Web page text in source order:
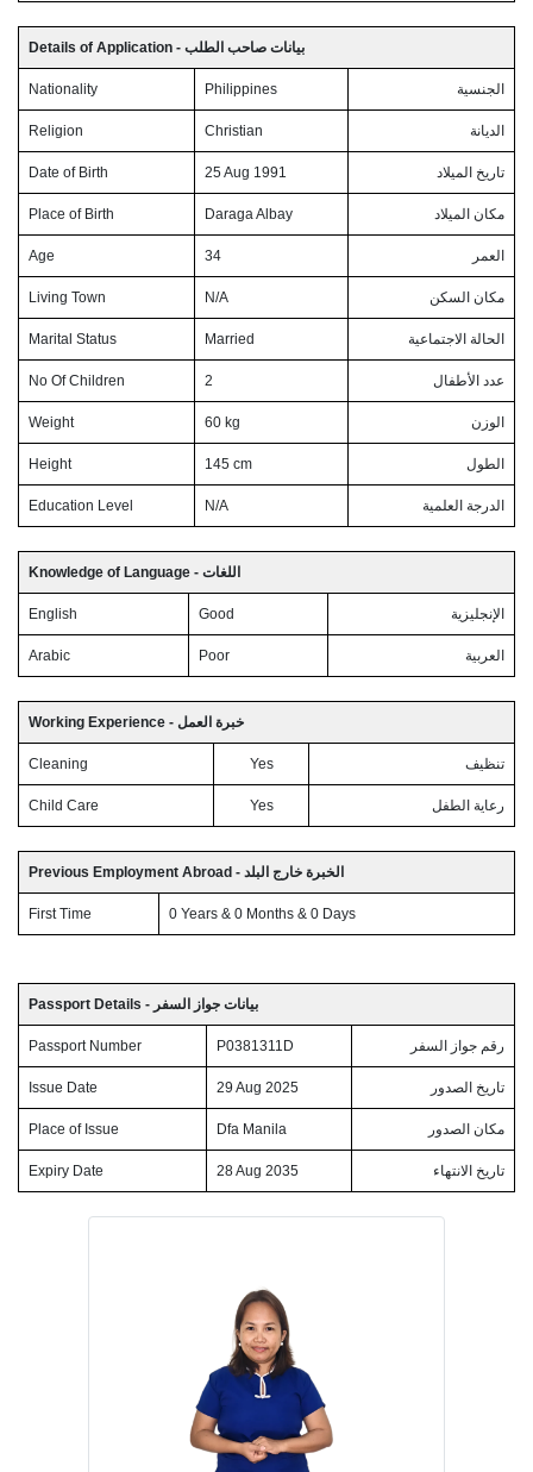
Details of Application - بيانات صاحب الطلب
Nationality Philippines الجنسية
Religion Christian الديانة
Date of Birth 25 Aug 1991 تاريخ الميلاد
Place of Birth Daraga Albay مكان الميلاد
Age 34 العمر
Living Town N/A مكان السكن
Marital Status Married الحالة الاجتماعية
No Of Children 2 عدد الأطفال
Weight 60 kg الوزن
Height 145 cm الطول
Education Level N/A الدرجة العلمية
Knowledge of Language - اللغات
English Good الإنجليزية
Arabic Poor العربية
Working Experience - خبرة العمل
Cleaning Yes تنظيف
Child Care Yes رعاية الطفل
Previous Employment Abroad - الخبرة خارج البلد
First Time 0 Years & 0 Months & 0 Days
Passport Details - بيانات جواز السفر
Passport Number P0381311D رقم جواز السفر
Issue Date 29 Aug 2025 تاريخ الصدور
Place of Issue Dfa Manila مكان الصدور
Expiry Date 28 Aug 2035 تاريخ الانتهاء